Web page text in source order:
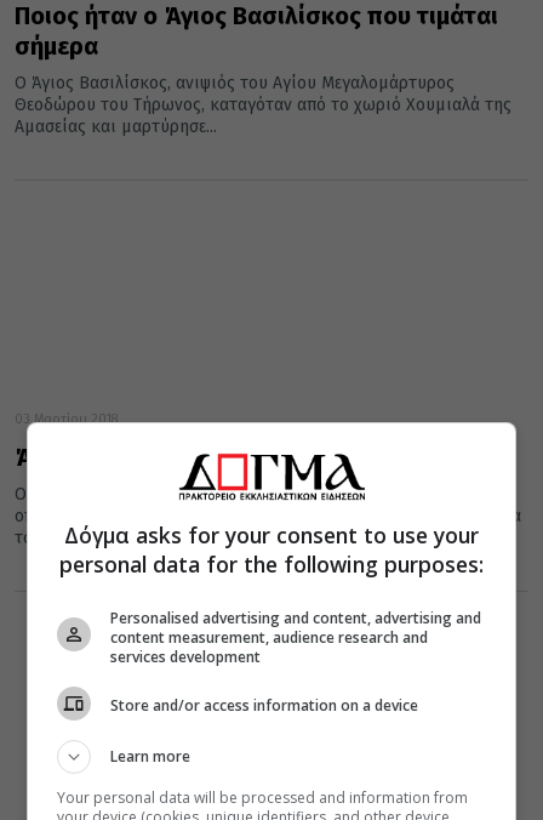
Ποιος ήταν ο Άγιος Βασιλίσκος που τιμάται
σήμερα
Ο Άγιος Βασιλίσκος, ανιψιός του Αγίου Μεγαλομάρτυρος
Θεοδώρου του Τήρωνος, καταγόταν από το χωριό Χουμιαλά της
Αμασείας και μαρτύρησε...
03 Μαρτίου 2018
Άγιοι Ευτρόπιος, Κλεόνικος και Βασιλίσκος
Οι Άγιοι Μάρτυρες Βασιλίσκος, Ευτρόπιος και Κλεόνικος, οι
οποίοι τιμώνται σήμερα 3 Μαρτίου, κατάγονταν από την Αμάσεια
του Πόντου...Δόγμα asks for your consent to use your
personal data for the following purposes:
Personalised advertising and content, advertising and
content measurement, audience research and
services development
Store and/or access information on a device
Learn more
Your personal data will be processed and information from